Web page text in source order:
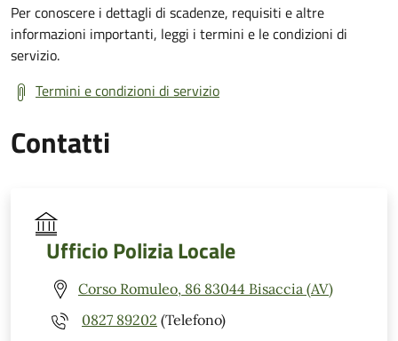
Per conoscere i dettagli di scadenze, requisiti e altre
informazioni importanti, leggi i termini e le condizioni di
servizio.
Termini e condizioni di servizio
Contatti
Ufficio Polizia Locale
Corso Romuleo, 86 83044 Bisaccia (AV)
0827 89202 (Telefono)